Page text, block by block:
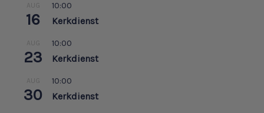
AUG
16
10:00
Kerkdienst
AUG
23
10:00
Kerkdienst
AUG
30
10:00
Kerkdienst